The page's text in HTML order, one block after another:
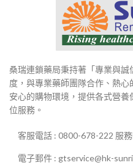
桑瑞連鎖藥局秉持著「專業與
度，與專業藥師團隊合作、熱
安心的購物環境，提供各式營
位服務。
客服電話 : 0800-678-222 服
電子郵件 : gtservice@hk-